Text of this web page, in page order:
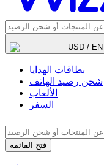
USD / EN
بطاقات الهدايا
شحن رصيد الهاتف
الألعاب
السفر
فتح القائمة